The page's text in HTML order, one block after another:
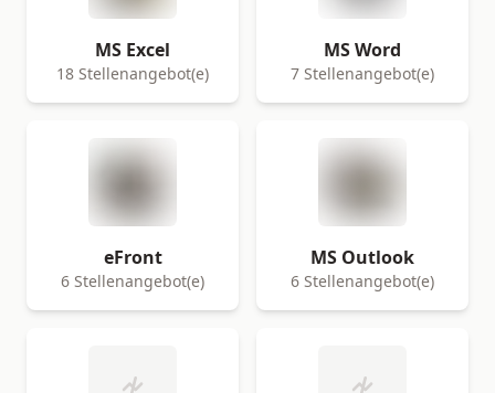
MS Excel
18 Stellenangebot(e)
MS Word
7 Stellenangebot(e)
eFront
6 Stellenangebot(e)
MS Outlook
6 Stellenangebot(e)